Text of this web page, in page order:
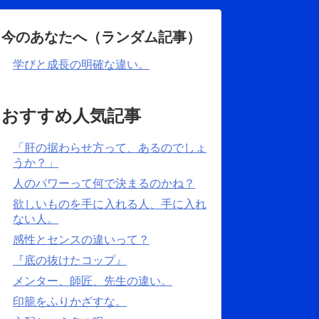
今のあなたへ（ランダム記事）
学びと成長の明確な違い。
おすすめ人気記事
「肝の据わらせ方って、あるのでしょ
うか？」
人のパワーって何で決まるのかね？
欲しいものを手に入れる人、手に入れ
ない人。
感性とセンスの違いって？
『底の抜けたコップ』
メンター、師匠、先生の違い。
印籠をふりかざすな。